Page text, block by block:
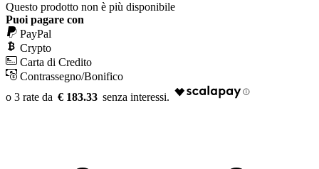
Questo prodotto non è più disponibile
Puoi pagare con
PayPal
Crypto
Carta di Credito
Contrassegno/Bonifico
€ 183.33